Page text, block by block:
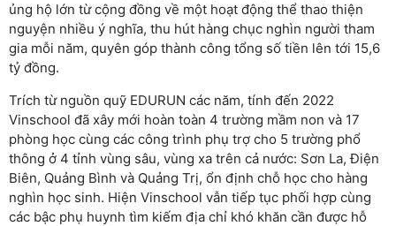
ủng hộ lớn từ cộng đồng về một hoạt động thể thao thiện
nguyện nhiều ý nghĩa, thu hút hàng chục nghìn người tham
gia mỗi năm, quyên góp thành công tổng số tiền lên tới 15,6
tỷ đồng.
Trích từ nguồn quỹ EDURUN các năm, tính đến 2022
Vinschool đã xây mới hoàn toàn 4 trường mầm non và 17
phòng học cùng các công trình phụ trợ cho 5 trường phổ
thông ở 4 tỉnh vùng sâu, vùng xa trên cả nước: Sơn La, Điện
Biên, Quảng Bình và Quảng Trị, ổn định chỗ học cho hàng
nghìn học sinh. Hiện Vinschool vẫn tiếp tục phối hợp cùng
các bậc phụ huynh tìm kiếm địa chỉ khó khăn cần được hỗ